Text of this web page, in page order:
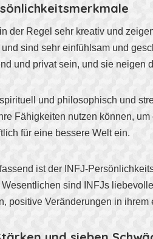
der Regel sehr kreativ und
sind sehr einfühlsam und
und privat sein, und sie neigen
spirituell und philosophisch und
Fähigkeiten nutzen können,
für eine bessere Welt ein.
ist der INFJ-
Wesentlichen sind INFJs
positive Veränderungen in